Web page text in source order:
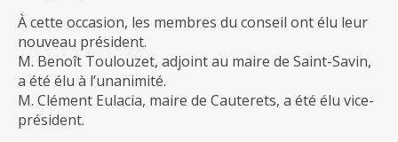
À cette occasion, les membres du conseil ont élu leur
nouveau président.
M. Benoît Toulouzet, adjoint au maire de Saint-Savin,
a été élu à l’unanimité.
M. Clément Eulacia, maire de Cauterets, a été élu vice-
président.